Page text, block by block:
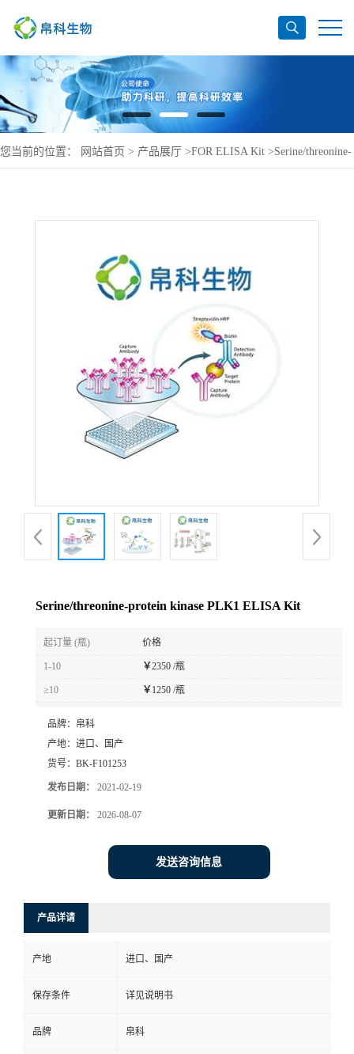
您当前的位置： 网站首页 > 产品展厅 >FOR ELISA Kit >Serine/threonine-
Serine/threonine-protein kinase PLK1 ELISA Kit
起订量 (瓶) 价格
1-10 ￥2350 /瓶
≥10 ￥ 1250 /瓶
品牌： 帛科
产地： 进口、国产
货号： BK-F101253
发布日期： 2021-02-19
更新日期： 2026-08-07
发送咨询信息
产品详请
产地 进口、国产
保存条件 详见说明书
品牌 帛科